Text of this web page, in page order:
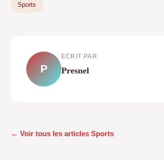
Sports
P
ECRIT PAR
Presnel
← Voir tous les articles Sports